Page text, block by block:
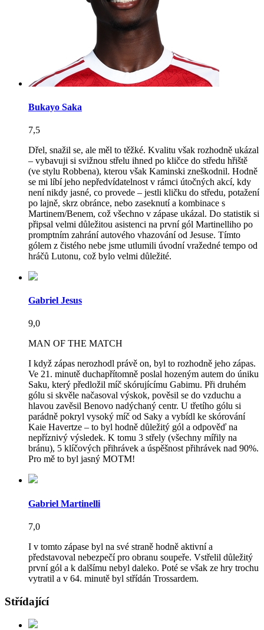
Bukayo Saka
7,5
Dřel, snažil se, ale měl to těžké. Kvalitu však rozhodně ukázal
– vybavuji si svižnou střelu ihned po kličce do středu hřiště
(ve stylu Robbena), kterou však Kaminski zneškodnil. Hodně
se mi líbí jeho nepředvídatelnost v rámci útočných akcí, kdy
není nikdy jasné, co provede – jestli kličku do středu, potažení
po lajně, skrz obránce, nebo zaseknutí a kombinace s
Martinem/Benem, což všechno v zápase ukázal. Do statistik si
připsal velmi důležitou asistenci na první gól Martinelliho po
promptním zahrání autového vhazování od Jesuse. Tímto
gólem z čistého nebe jsme utlumili úvodní vražedné tempo od
hráčů Lutonu, což bylo velmi důležité.
Gabriel Jesus
9,0
MAN OF THE MATCH
I když zápas nerozhodl právě on, byl to rozhodně jeho zápas.
Ve 21. minutě duchapřítomně poslal hozeným autem do úniku
Saku, který předložil míč skórujícímu Gabimu. Při druhém
gólu si skvěle načasoval výskok, pověsil se do vzduchu a
hlavou zavěsil Benovo nadýchaný centr. U třetího gólu si
parádně pokryl vysoký míč od Saky a vybídl ke skórování
Kaie Havertze – to byl hodně důležitý gól a odpověď na
nepříznivý výsledek. K tomu 3 střely (všechny mířily na
bránu), 5 klíčových přihrávek a úspěšnost přihrávek nad 90%.
Pro mě to byl jasný MOTM!
Gabriel Martinelli
7,0
I v tomto zápase byl na své straně hodně aktivní a
představoval nebezpečí pro obranu soupeře. Vstřelil důležitý
první gól a k dalšímu nebyl daleko. Poté se však ze hry trochu
vytratil a v 64. minutě byl střídán Trossardem.
Střídající